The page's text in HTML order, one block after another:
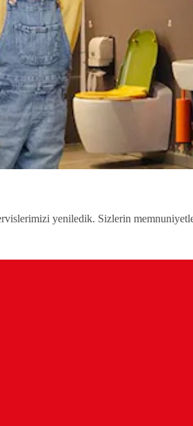
yeniledik. Sizlerin